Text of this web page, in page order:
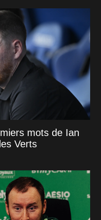
mots de Ian
Verts